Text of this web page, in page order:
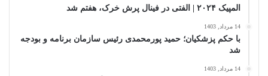
المپیک ۲۰۲۴ | الفتی در فینال پرش خرک، هفتم شد
14 مرداد, 1403
با حکم پزشکیان؛ حمید پورمحمدی رئیس سازمان برنامه و بودجه
شد
14 مرداد, 1403